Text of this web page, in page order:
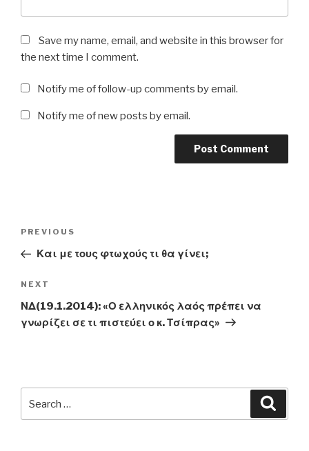
Save my name, email, and website in this browser for
the next time I comment.
Notify me of follow-up comments by email.
Notify me of new posts by email.
Previous
Post
PREVIOUS
Και με τους φτωχούς τι θα γίνει;
Next
Post
NEXT
ΝΔ(19.1.2014): «Ο ελληνικός λαός πρέπει να
γνωρίζει σε τι πιστεύει ο κ. Τσίπρας»
for: